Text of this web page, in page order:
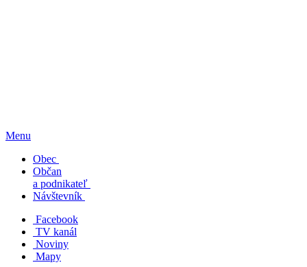
Menu
Obec
Občan
a podnikateľ
Návštevník
Facebook
TV kanál
Noviny
Mapy